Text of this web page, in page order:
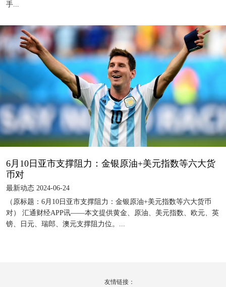
手...
6月10日亚市支撑阻力：金银原油+美元指数等六大货
币对
最新动态 2024-06-24
（原标题：6月10日亚市支撑阻力：金银原油+美元指数等六大货币
对） 汇通财经APP讯——本文提供黄金、原油、美元指数、欧元、英
镑、日元、瑞郎、澳元支撑阻力位。...
友情链接：